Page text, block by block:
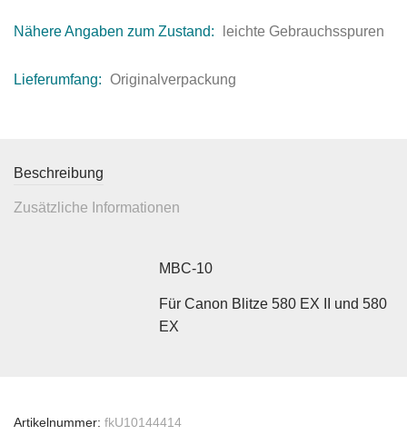
Nähere Angaben zum Zustand: leichte Gebrauchsspuren
Lieferumfang: Originalverpackung
Beschreibung
Zusätzliche Informationen
MBC-10
Für Canon Blitze 580 EX II und 580
EX
Artikelnummer: fkU10144414